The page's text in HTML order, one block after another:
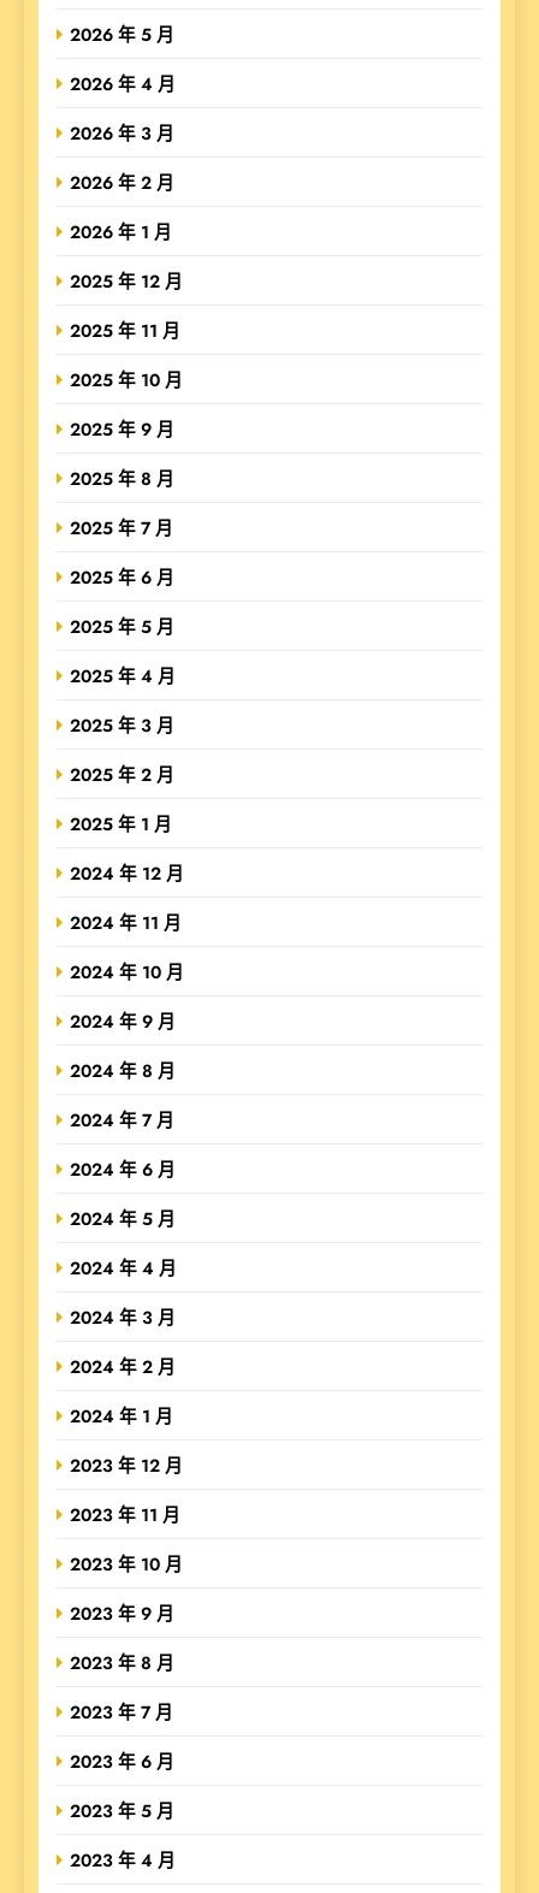
2026 年 5 月
2026 年 4 月
2026 年 3 月
2026 年 2 月
2026 年 1 月
2025 年 12 月
2025 年 11 月
2025 年 10 月
2025 年 9 月
2025 年 8 月
2025 年 7 月
2025 年 6 月
2025 年 5 月
2025 年 4 月
2025 年 3 月
2025 年 2 月
2025 年 1 月
2024 年 12 月
2024 年 11 月
2024 年 10 月
2024 年 9 月
2024 年 8 月
2024 年 7 月
2024 年 6 月
2024 年 5 月
2024 年 4 月
2024 年 3 月
2024 年 2 月
2024 年 1 月
2023 年 12 月
2023 年 11 月
2023 年 10 月
2023 年 9 月
2023 年 8 月
2023 年 7 月
2023 年 6 月
2023 年 5 月
2023 年 4 月